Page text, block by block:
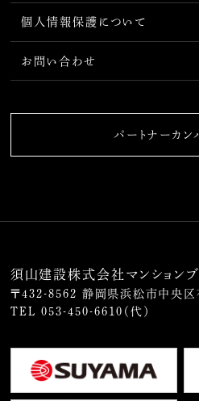
個人情報保護について
お問い合わせ
パートナーカン
須山建設株式会社マンションブ
〒432-8562 静岡県浜松市中央
TEL053-450-6610 （代）